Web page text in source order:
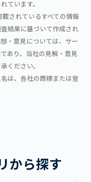
ています。
されているすべての情報
結果に基づいて作成され
・意見については、サー
あり、当社の見解・意見
ください。
は、各社の商標または登
から探す